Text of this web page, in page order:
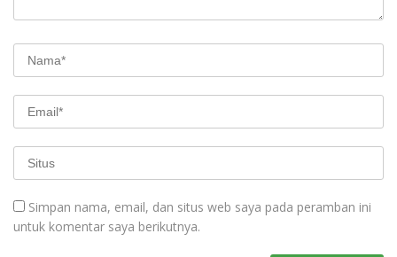
Simpan nama, email, dan situs web saya pada peramban ini
untuk komentar saya berikutnya.